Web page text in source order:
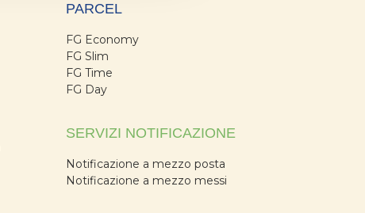
PARCEL
FG Economy
FG Slim
FG Time
FG Day
SERVIZI NOTIFICAZIONE
Notificazione a mezzo posta
Notificazione a mezzo messi